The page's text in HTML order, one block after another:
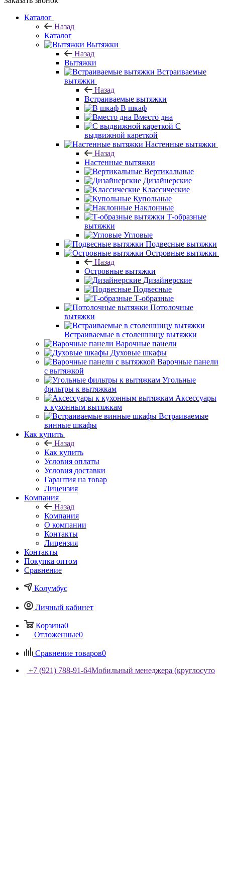
Каталог
Назад
Каталог
Вытяжки
Назад
Вытяжки
Встраиваемые
вытяжки
Назад
Встраиваемые вытяжки
В шкаф
Вместо дна
С
выдвижной кареткой
Настенные вытяжки
Назад
Настенные вытяжки
Вертикальные
Дизайнерские
Классические
Купольные
Наклонные
Т-образные
вытяжки
Угловые
Подвесные вытяжки
Островные вытяжки
Назад
Островные вытяжки
Дизайнерские
Подвесные
Т-образные
Потолочные
вытяжки
Встраиваемые в столешницу вытяжки
Варочные панели
Духовые шкафы
Варочные панели
с вытяжкой
Угольные
фильтры к вытяжкам
Аксессуары
к кухонным вытяжкам
Встраиваемые
винные шкафы
Как купить
Назад
Как купить
Условия оплаты
Условия доставки
Гарантия на товар
Лицензия
Компания
Назад
Компания
О компании
Контакты
Лицензия
Контакты
Покупка оптом
Сравнение
Колумбус
Личный кабинет
Корзина0
Отложенные0
Сравнение товаров0
+7 (921) 788-91-64Мобильный менеджера (круглосуто